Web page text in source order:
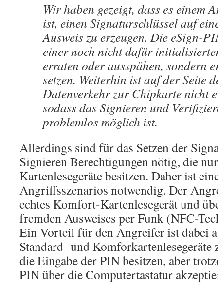
Wir haben gezeigt, dass es einem
ist, einen Signaturschlüssel auf
Ausweis zu erzeugen. Die eSign-
einer noch nicht dafür
erraten oder ausspähen, sondern
setzen. Weiterhin ist auf der Seite
Datenverkehr zur Chipkarte nicht
sodass das Signieren und
problemlos möglich ist.
Allerdings sind für das Setzen der
Signieren Berechtigungen nötig, die
Kartenlesegeräte besitzen. Daher ist
Angriffsszenarios notwendig. Der
echtes Komfort-Kartenlesegerät und
fremden Ausweises per Funk (NFC-
Ein Vorteil für den Angreifer ist dabei
Standard- und
die Eingabe der PIN besitzen, aber
PIN über die Computertastatur